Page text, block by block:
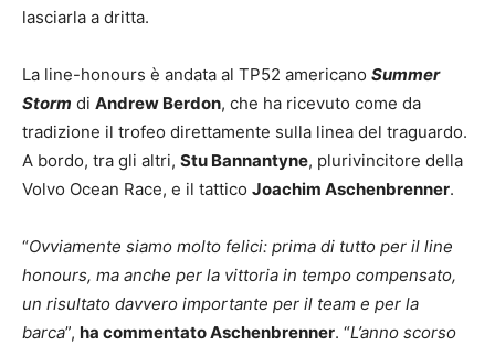
lasciarla a dritta.
La line-honours è andata al TP52 americano Summer
Storm di Andrew Berdon, che ha ricevuto come da
tradizione il trofeo direttamente sulla linea del traguardo.
A bordo, tra gli altri, Stu Bannantyne, plurivincitore della
Volvo Ocean Race, e il tattico Joachim Aschenbrenner.
“Ovviamente siamo molto felici: prima di tutto per il line
honours, ma anche per la vittoria in tempo compensato,
un risultato davvero importante per il team e per la
barca”, ha commentatoAschenbrenner. “L’anno scorso